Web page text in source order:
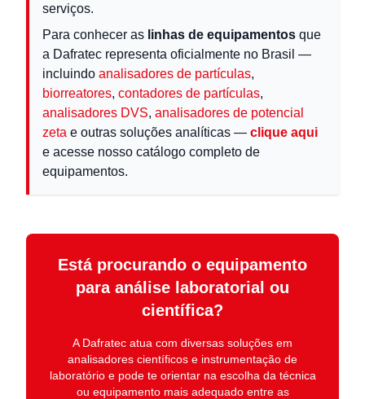
serviços.
Para conhecer as linhas de equipamentos que
a Dafratec representa oficialmente no Brasil —
incluindo analisadores de partículas,
biorreatores, contadores de partículas,
analisadores DVS, analisadores de potencial
zeta e outras soluções analíticas — clique aqui
e acesse nosso catálogo completo de
equipamentos.
Está procurando o equipamento
para análise laboratorial ou
científica?
A Dafratec atua com diversas soluções em
analisadores científicos e instrumentação de
laboratórioe pode te orientar na escolha da técnica
ou equipamento mais adequado entre as